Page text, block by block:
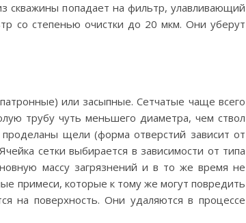
скважины попадает на фильтр, улавливающий
со степенью очистки до 20 мкм. Они уберут
или засыпные. Сетчатые чаще всего
трубу чуть меньшего диаметра, чем ствол
щели (форма отверстий зависит от
сетки выбирается в зависимости от типа
массу загрязнений и в то же время не
примеси, которые к тому же могут повредить
на поверхность. Они удаляются в процессе